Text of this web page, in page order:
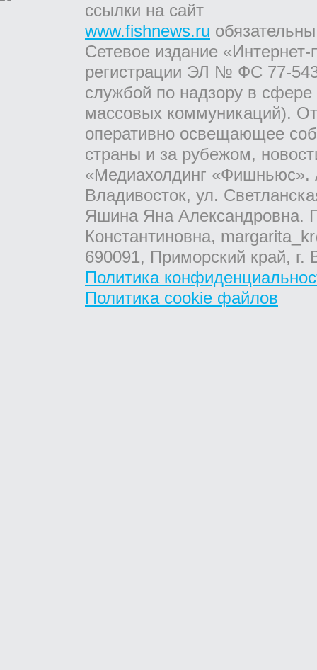
ссылки на сайт
www.fishnews.ru
Сетевое издание
регистрации ЭЛ № ФС 77-
службой по надзору в
массовых коммуникаций).
оперативно освещающее
страны и за рубежом,
«Медиахолдинг «Фишньюс».
Владивосток, ул.
Яшина Яна Александровна.
Константиновна,
690091, Приморский край,
Политика
Политика cookie файлов